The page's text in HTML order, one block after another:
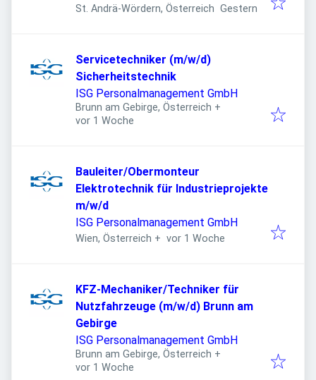
St. Andrä-Wördern, Österreich Veröffentlicht
Gestern
Servicetechniker (m/w/d)
Sicherheitstechnik
ISG Personalmanagement GmbH
Brunn am Gebirge, Österreich +
Veröffentlicht
vor 1 Woche
Bauleiter/Obermonteur
Elektrotechnik für Industrieprojekte
m/w/d
ISG Personalmanagement GmbH
Wien, Österreich + Veröffentlicht
vor 1 Woche
KFZ-Mechaniker/Techniker für
Nutzfahrzeuge (m/w/d) Brunn am
Gebirge
ISG Personalmanagement GmbH
Brunn am Gebirge, Österreich +
Veröffentlicht
vor 1 Woche